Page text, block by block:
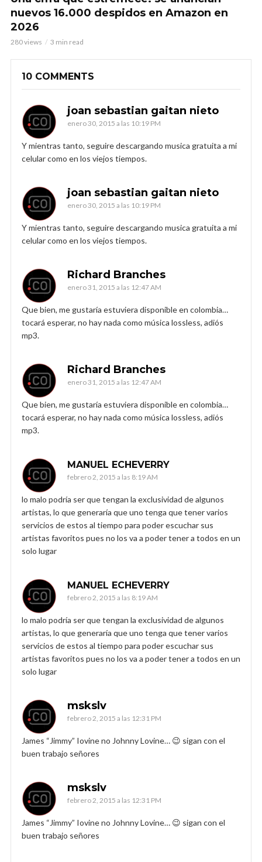
nuevos 16.000 despidos en Amazon en
2026
280 views 3 min read
10 COMMENTS
joan sebastian gaitan nieto
enero 30, 2015 a las 10:19 PM
Y mientras tanto, seguire descargando musica gratuita a mi
celular como en los viejos tiempos.
joan sebastian gaitan nieto
enero 30, 2015 a las 10:19 PM
Y mientras tanto, seguire descargando musica gratuita a mi
celular como en los viejos tiempos.
Richard Branches
enero 31, 2015 a las 12:47 AM
Que bien, me gustaría estuviera disponible en colombia…
tocará esperar, no hay nada como música lossless, adiós
mp3.
Richard Branches
enero 31, 2015 a las 12:47 AM
Que bien, me gustaría estuviera disponible en colombia…
tocará esperar, no hay nada como música lossless, adiós
mp3.
MANUEL ECHEVERRY
febrero 2, 2015 a las 8:19 AM
lo malo podría ser que tengan la exclusividad de algunos
artistas, lo que generaría que uno tenga que tener varios
servicios de estos al tiempo para poder escuchar sus
artistas favoritos pues no los va a poder tener a todos en un
solo lugar
MANUEL ECHEVERRY
febrero 2, 2015 a las 8:19 AM
lo malo podría ser que tengan la exclusividad de algunos
artistas, lo que generaría que uno tenga que tener varios
servicios de estos al tiempo para poder escuchar sus
artistas favoritos pues no los va a poder tener a todos en un
solo lugar
mskslv
febrero 2, 2015 a las 12:31 PM
James “Jimmy” Iovine no Johnny Lovine… 😉 sigan con el
buen trabajo señores
mskslv
febrero 2, 2015 a las 12:31 PM
James “Jimmy” Iovine no Johnny Lovine… 😉 sigan con el
buen trabajo señores